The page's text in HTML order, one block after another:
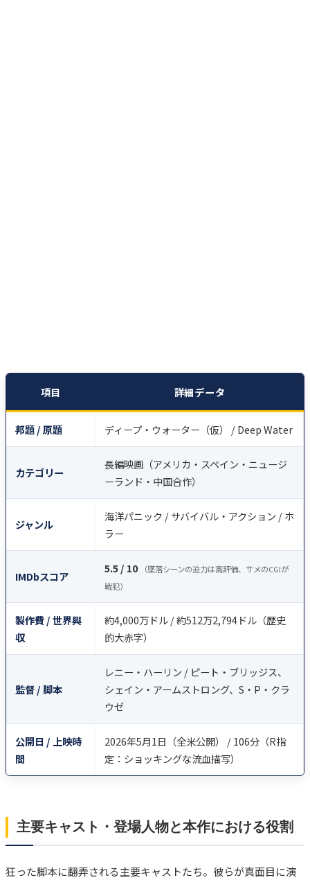
項目 詳細データ
邦題 / 原題 ディープ・ウォーター（仮） / Deep Water
カテゴリー
長編映画（アメリカ・スペイン・ニュージ
ーランド・中国合作）
ジャンル
海洋パニック / サバイバル・アクション / ホ
ラー
IMDbスコア
5.5 / 10
（墜落シーンの迫力は高評価、サメのCGIが
戦犯）
製作費 / 世界興
収
約4,000万ドル / 約512万2,794ドル（歴史
的大赤字）
監督 / 脚本
レニー・ハーリン / ピート・ブリッジス、
シェイン・アームストロング、S・P・クラ
ウゼ
公開日 / 上映時
間
2026年5月1日（全米公開） / 106分（R指
定：ショッキングな流血描写）
主要キャスト・登場人物と本作における役割
狂った脚本に翻弄される主要キャストたち。彼らが真面目に演